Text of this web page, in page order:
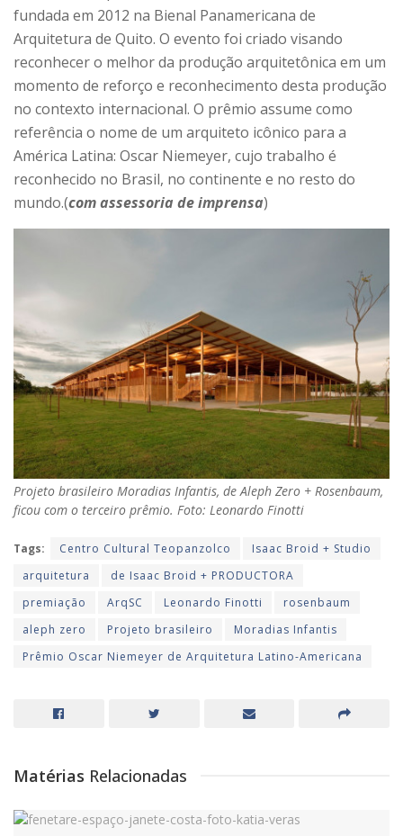
fundada em 2012 na Bienal Panamericana de
Arquitetura de Quito. O evento foi criado visando
reconhecer o melhor da produção arquitetônica em um
momento de reforço e reconhecimento desta produção
no contexto internacional. O prêmio assume como
referência o nome de um arquiteto icônico para a
América Latina: Oscar Niemeyer, cujo trabalho é
reconhecido no Brasil, no continente e no resto do
mundo.(com assessoria de imprensa)
Projeto brasileiro Moradias Infantis, de Aleph Zero + Rosenbaum,
ficou com o terceiro prêmio. Foto: Leonardo Finotti
Tags: Centro Cultural Teopanzolco
Isaac Broid + Studio
arquitetura
de Isaac Broid + PRODUCTORA
premiação
ArqSC Leonardo Finotti
rosenbaum
aleph zero
Projeto brasileiro
Moradias Infantis
Prêmio Oscar Niemeyer de Arquitetura Latino-Americana
Matérias Relacionadas